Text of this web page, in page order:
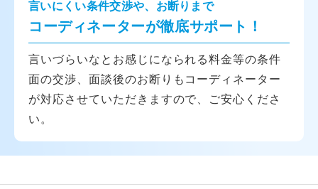
言いにくい条件交渉や、お断りまで
コーディネーターが徹底サポート！
言いづらいなとお感じになられる料金等の条件
面の交渉、面談後のお断りもコーディネーター
が対応させていただきますので、ご安心くださ
い。